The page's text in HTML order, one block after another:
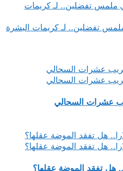
تفضلين.. لـ كريمات البشرة
عشرات السحالي